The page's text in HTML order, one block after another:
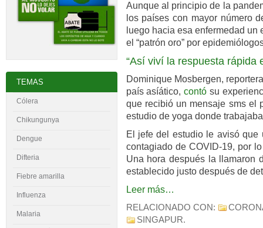
Aunque al principio de la
los países con mayor número
luego hacia esa enfermedad
el “patrón oro” por
“Así viví la respuesta rápida
Dominique Mosbergen,
país asíático,contó su
que recibió un mensaje sms el
estudio de yoga donde
El jefe del estudio le avisó
contagiado de COVID-19, por
Una hora después la llamaron
establecido justo después de
Leer más…
RELACIONADO CON:
SINGAPUR.
TEMAS
Cólera
Chikungunya
Dengue
Difteria
Fiebre amarilla
Influenza
Malaria